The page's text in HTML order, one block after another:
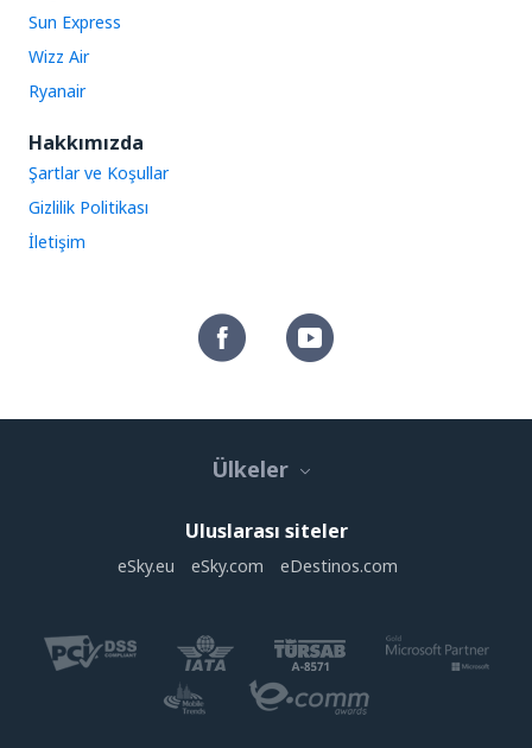
Sun Express
Wizz Air
Ryanair
Hakkımızda
Şartlar ve Koşullar
Gizlilik Politikası
İletişim
Ülkeler
Uluslarası siteler
eSky.eu eSky.com eDestinos.com